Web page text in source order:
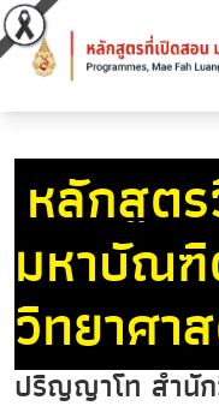
หลักสูต
มหาบัณฑิ
วิทยาศา
ปริญญาโท สำนั